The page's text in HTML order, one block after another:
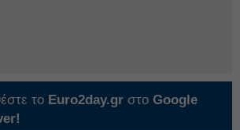
το Euro2day.gr στο Google